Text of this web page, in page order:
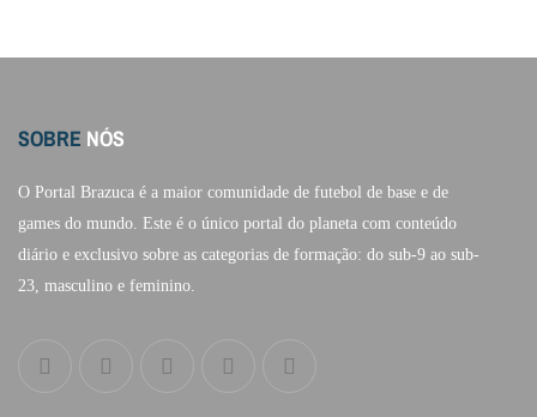
SOBRE NÓS
O Portal Brazuca é a maior comunidade de futebol de base e de
games do mundo. Este é o único portal do planeta com conteúdo
diário e exclusivo sobre as categorias de formação: do sub-9 ao sub-
23, masculino e feminino.